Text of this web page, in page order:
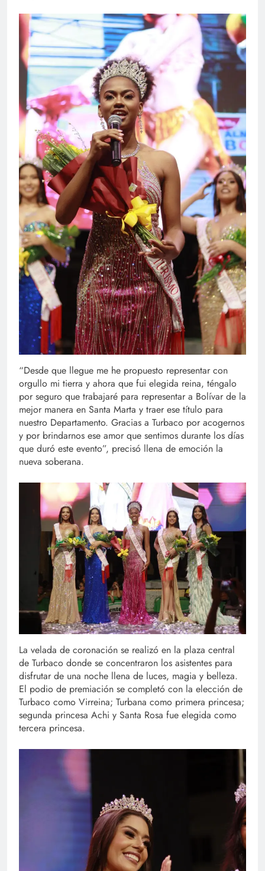
“Desde que llegue me he propuesto representar con
orgullo mi tierra y ahora que fui elegida reina, téngalo
por seguro que trabajaré para representar a Bolívar de la
mejor manera en Santa Marta y traer ese título para
nuestro Departamento. Gracias a Turbaco por acogernos
y por brindarnos ese amor que sentimos durante los días
que duró este evento”, precisó llena de emoción la
nueva soberana.
La velada de coronación se realizó en la plaza central
de Turbaco donde se concentraron los asistentes para
disfrutar de una noche llena de luces, magia y belleza.
El podio de premiación se completó con la elección de
Turbaco como Virreina; Turbana como primera princesa;
segunda princesa Achi y Santa Rosa fue elegida como
tercera princesa.